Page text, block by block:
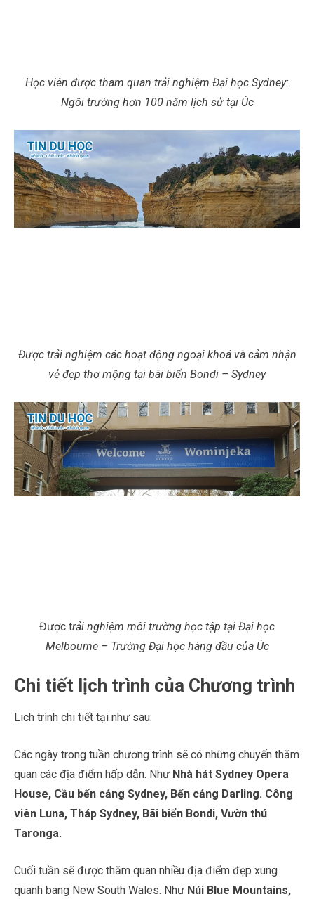
Học viên được tham quan trải nghiệm Đại học Sydney:
Ngôi trường hơn 100 năm lịch sử tại Úc
Được trải nghiệm các hoạt động ngoại khoá và cảm nhận
vẻ đẹp thơ mộng tại bãi biển Bondi – Sydney
Được trải nghiệm môi trường học tập tại Đại học
Melbourne – Trường Đại học hàng đầu của Úc
Chi tiết lịch trình của Chương trình
Lich trình chi tiết tại như sau:
Các ngày trong tuần chương trình sẽ có những chuyến thăm
quan các địa điểm hấp dẫn. Như Nhà hát Sydney Opera
House, Cầu bến cảng Sydney, Bến cảng Darling. Công
viên Luna, Tháp Sydney, Bãi biển Bondi, Vườn thú
Taronga.
Cuối tuần sẽ được thăm quan nhiều địa điểm đẹp xung
quanh bang New South Wales. Như Núi Blue Mountains,